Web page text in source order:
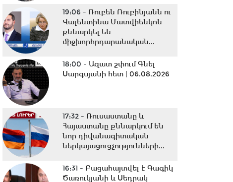
19:06 - Ռուբեն Ռուբինյանն ու
Վալենտինա Մատվիենկոն
քննարկել են
միջխորհրդարանական...
18:00 - Ազատ շփում Գնել
Սարգսյանի հետ | 06.08.2026
17:32 - Ռուսաստանը և
Հայաստանը քննարկում են
նոր դիվանագիտական
ներկայացուցչությունների...
16:31 - Բացահայտվել է Գագիկ
Ծառուկյանի և Սեդրակ